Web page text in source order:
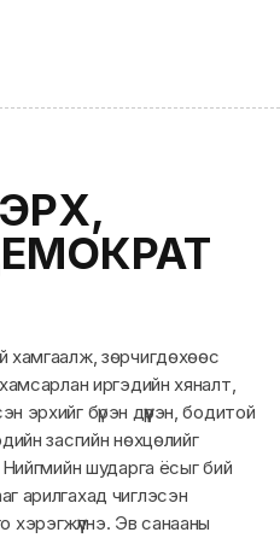
хамгаалж, зөрчигдөхөөс
иргэдийн хяналт,
эрхийг бүрэн дүүрэн, бодитой
засгийн нөхцөлийг
Нийгмийн шударга ёсыг бий
арилгахад чиглэсэн
Эв санааны